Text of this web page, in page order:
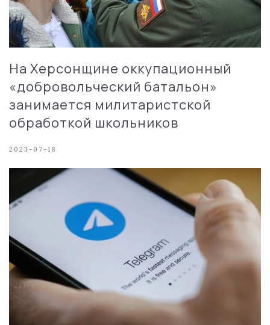
На Херсонщине оккупационный
«добровольческий батальон»
занимается милитаристской
обработкой школьников
2023-07-18